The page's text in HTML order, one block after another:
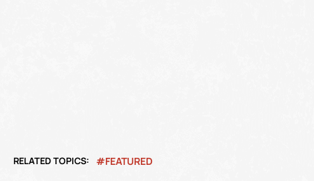
RELATED TOPICS: FEATURED